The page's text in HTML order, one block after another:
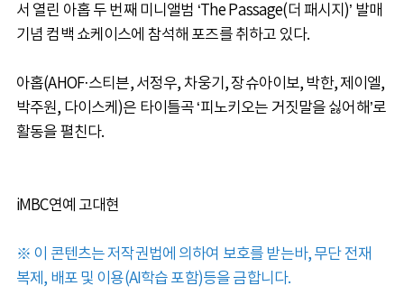
서 열린 아홉 두 번째 미니앨범 ‘The Passage(더 패시지)’ 발매
기념 컴백 쇼케이스에 참석해 포즈를 취하고 있다.
아홉(AHOF·스티븐, 서정우, 차웅기, 장슈아이보, 박한, 제이엘,
박주원, 다이스케)은 타이틀곡 ‘피노키오는 거짓말을 싫어해’로
활동을 펼친다.
iMBC연예 고대현
※ 이 콘텐츠는 저작권법에 의하여 보호를 받는바, 무단 전재
복제, 배포 및 이용(AI학습 포함)등을 금합니다.